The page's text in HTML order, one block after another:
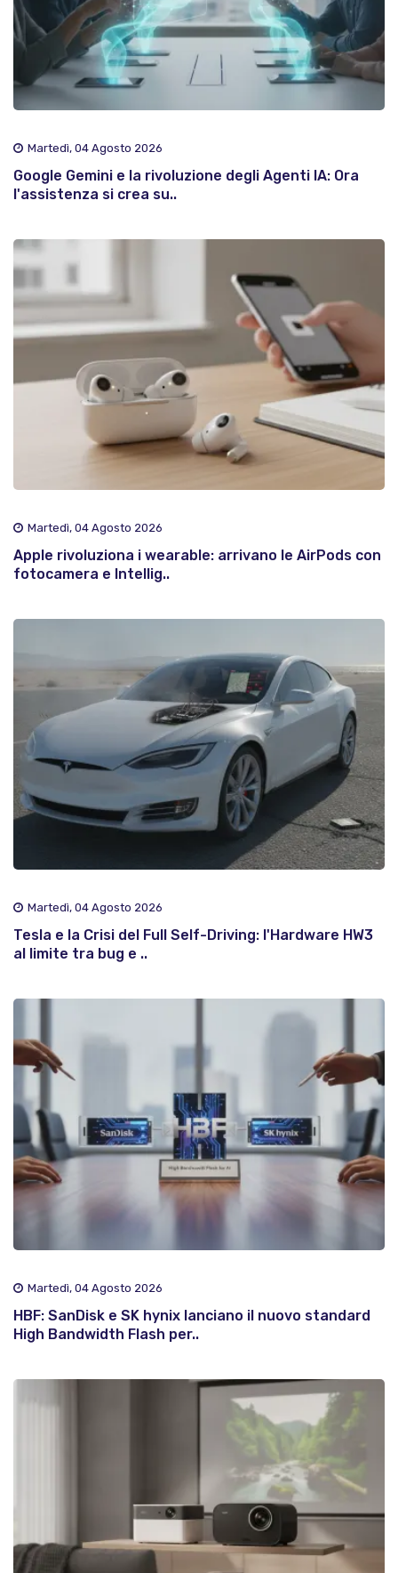
Martedì, 04 Agosto 2026
Google Gemini e la rivoluzione degli Agenti IA: Ora
l'assistenza si crea su..
Martedì, 04 Agosto 2026
Apple rivoluziona i wearable: arrivano le AirPods con
fotocamera e Intellig..
Martedì, 04 Agosto 2026
Tesla e la Crisi del Full Self-Driving: l'Hardware HW3
al limite tra bug e ..
Martedì, 04 Agosto 2026
HBF: SanDisk e SK hynix lanciano il nuovo standard
High Bandwidth Flash per..